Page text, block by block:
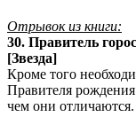
Отрывок из книги:
30. Правитель
[Звезда]
Кроме того
Правителя
чем они